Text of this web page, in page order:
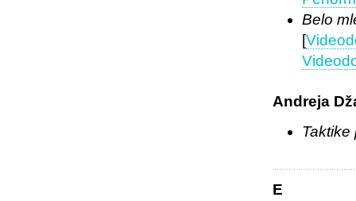
Belo
[
Andreja
Taktike
E